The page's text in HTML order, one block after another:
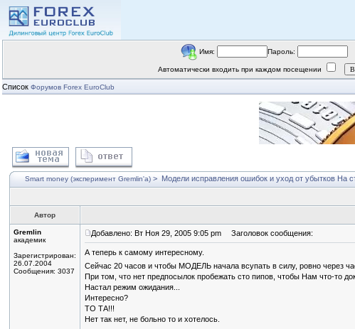
Имя: Пароль:
Автоматически входить при каждом посещении
Список Форумов Forex EuroClub
Smart money (эксперимент Gremlin'a) > Модели исправления ошибок и уход от убытков На
Автор
Gremlin
академик
Зарегистрирован:
26.07.2004
Сообщения: 3037
Добавлено: Вт Ноя 29, 2005 9:05 pm Заголовок сообщения:
А теперь к самому интересному.
Сейчас 20 часов и чтобы МОДЕЛЬ начала всупать в силу, ровно через
При том, что нет предпосылок пробежать сто пипов, чтобы Нам что-то
Настал режим ожидания...
Интересно?
ТО ТА!!!
Нет так нет, не больно то и хотелось.